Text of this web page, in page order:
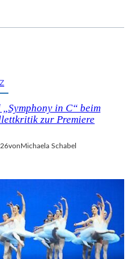
in C“ beim
zur Premiere
von Michaela Schabel